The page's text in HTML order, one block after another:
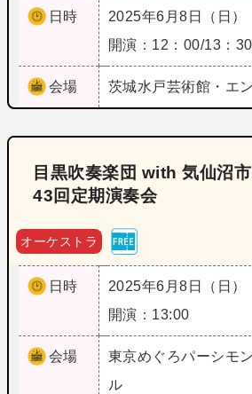
日時
2025年6月8日（日）
開演：12：00/13：30
会場 茨城水戸芸術館・エ
目黒吹奏楽団 with 気仙沼
43回定期演奏会
オーケストラ
日時
2025年6月8日（日）
開演：13:00
会場 東京めぐろパーシモ
ル